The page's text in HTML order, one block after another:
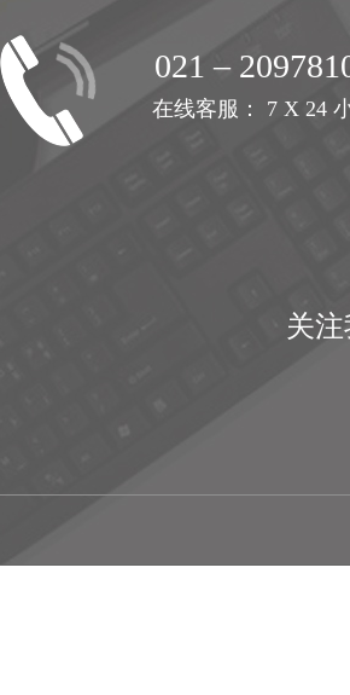
021 –
在线客服： 7 X 24
关注